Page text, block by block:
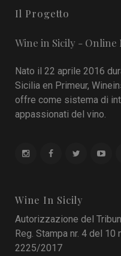
Il Progetto
Wine in Sicily - Online
Nato il 22 aprile 2016
Sicilia en Primeur,
offre come sistema di
appassionati del vino.
Wine In Sicily
Autorizzazione del
Reg. Stampa nr. 4 del 10
2225/2017